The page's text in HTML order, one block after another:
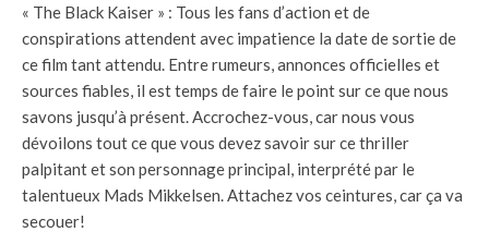
« The Black Kaiser » : Tous les fans d’action et de
conspirations attendent avec impatience la date de sortie de
ce film tant attendu. Entre rumeurs, annonces officielles et
sources fiables, il est temps de faire le point sur ce que nous
savons jusqu’à présent. Accrochez-vous, car nous vous
dévoilons tout ce que vous devez savoir sur ce thriller
palpitant et son personnage principal, interprété par le
talentueux Mads Mikkelsen. Attachez vos ceintures, car ça va
secouer!